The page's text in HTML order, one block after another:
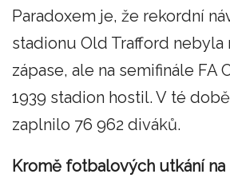
Paradoxem je, že rekordní
stadionu Old Trafford nebyla
zápase, ale na semifinále FA
1939 stadion hostil. V té
zaplnilo 76 962 diváků.
Kromě fotbalových utkání